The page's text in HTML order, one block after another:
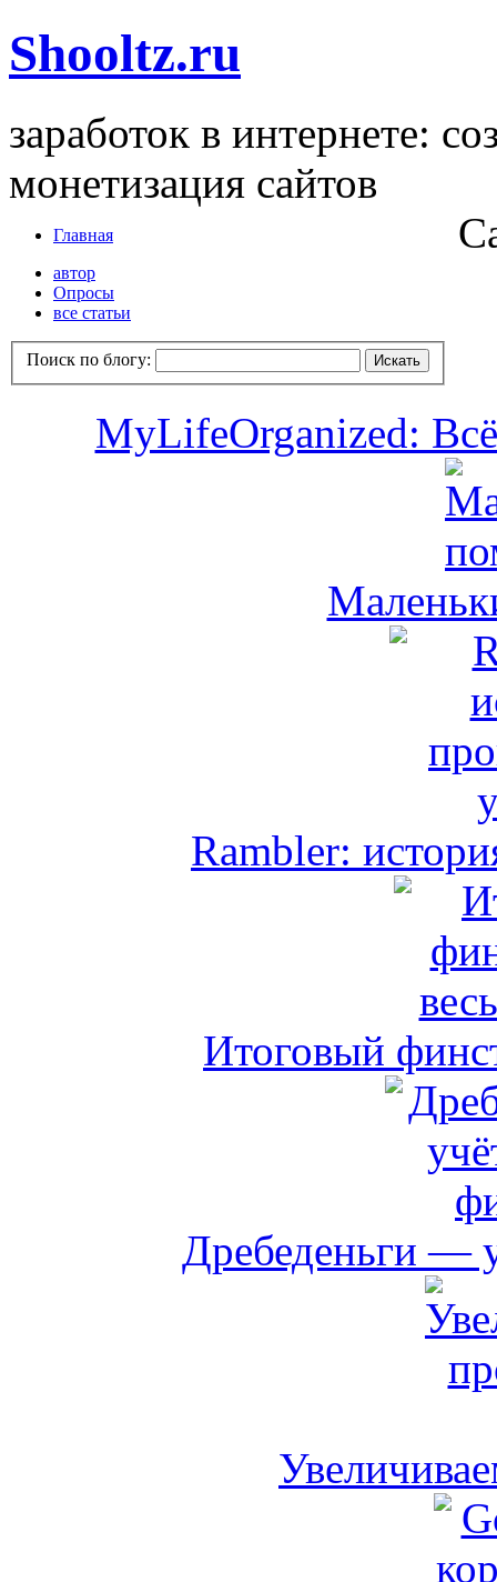
Shooltz.ru
заработок в интернете:
монетизация сайтов
Главная
автор
Опросы
все статьи
Поиск по блогу:
MyLifeOrganized:
Rambler:
Итоговый
Дребеденьги —